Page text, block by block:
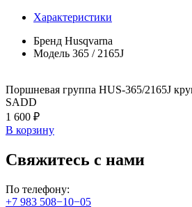
Характеристики
Бренд Husqvarna
Модель 365 / 2165J
Поршневая группа HUS-365/2165J
SADD
1 600 ₽
В корзину
Свяжитесь с нами
По телефону:
+7 983 508−10−05